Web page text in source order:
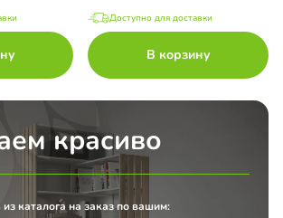
Доступно для доставки
В корзину
красиво
каталога на заказ по вашим: